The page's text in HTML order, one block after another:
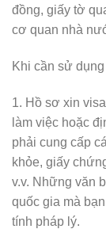
đồng, giấy tờ
cơ quan nhà
Khi cần sử
1. Hồ sơ xin
làm việc hoặc
phải cung cấp
khỏe, giấy
v.v. Những văn
quốc gia mà
tính pháp lý.